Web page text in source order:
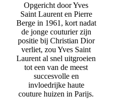
Opgericht door Yves
Saint Laurent en Pierre
Berge in 1961, kort nadat
de jonge couturier zijn
positie bij Christian Dior
verliet, zou Yves Saint
Laurent al snel uitgroeien
tot een van de meest
succesvolle en
invloedrijke haute
couture huizen in Parijs.